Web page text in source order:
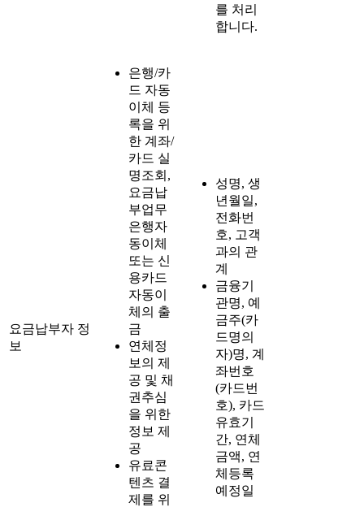
를 처리
합니다.
요금납부자 정
보
은행/카
드 자동
이체 등
록을 위
한 계좌/
카드 실
명조회,
요금납
부업무
은행자
동이체
또는 신
용카드
자동이
체의 출
금
연체정
보의 제
공 및 채
권추심
을 위한
정보 제
공
유료콘
텐츠 결
제를 위
성명, 생
년월일,
전화번
호, 고객
과의 관
계
금융기
관명, 예
금주(카
드명의
자)명, 계
좌번호
(카드번
호), 카드
유효기
간, 연체
금액, 연
체등록
예정일